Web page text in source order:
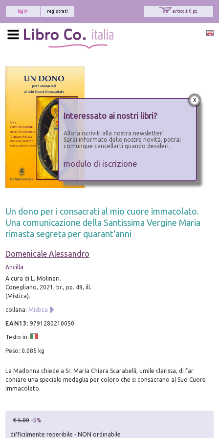
articoli: 0 pz.
registrati
login
Un dono per i consacrati al mio cuore immacolato.
Una comunicazione della Santissima Vergine Maria
rimasta segreta per quarant'anni
Domenicale Alessandro
Ancilla
A cura di L. Molinari.
Conegliano, 2021; br., pp. 48, ill.
(Mistica).
collana: Mistica
EAN13 :9791280210050
Testo in:
Peso: 0.085 kg
La Madonna chiede a Sr. Maria Chiara Scarabelli, umile clarissa, di far
coniare una speciale medaglia per coloro che si consacrano al Suo Cuore
Immacolato.
€ 5.00 -5%
difficilmente reperibile - NON ordinabile
x
Interessato ai nostri libri?
Allora iscriviti alla nostra newsletter!
Sarai informato delle nostre novità, potrai
comunque cancellarti quando desideri.
modulo di iscrizione